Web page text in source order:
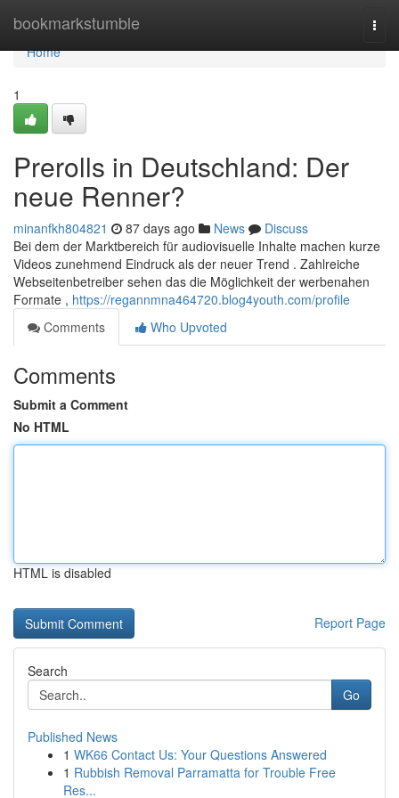
bookmarkstumble
Home
Home
1
Prerolls in Deutschland: Der
neue Renner?
minanfkh804821 87 days ago News
Discuss
Bei dem der Marktbereich für audiovisuelle Inhalte machen kurze
Videos zunehmend Eindruck als der neuer Trend . Zahlreiche
Webseitenbetreiber sehen das die Möglichkeit der werbenahen
Formate , https://regannmna464720.blog4youth.com/profile
Comments
Who Upvoted
Comments
Submit a Comment
No HTML
HTML is disabled
Report Page
Search
Go
Published News
1 WK66 Contact Us: Your Questions Answered
1 Rubbish Removal Parramatta for Trouble Free
Res...